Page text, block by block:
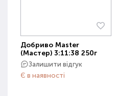
Добриво Master
(Мастер) 3:11:38 250г
Залишити відгук
Є в наявності